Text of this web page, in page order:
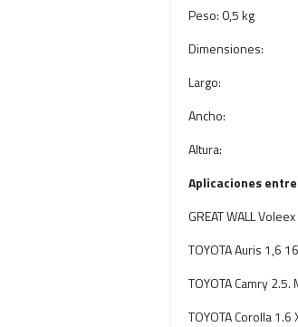
Peso: 0,5 kg
Dimensiones:
Largo:
Ancho:
Altura:
Aplicaciones
GREAT WALL
TOYOTA Auris 1,6
TOYOTA Camry
TOYOTA Corolla